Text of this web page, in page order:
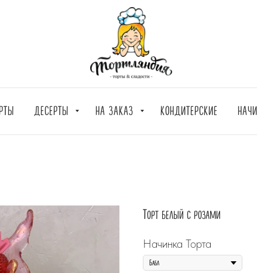
ДЕСЕРТЫ НА ЗАКАЗ КОНДИТЕРСКИЕ
Торт белый с розами
Начинка Торта